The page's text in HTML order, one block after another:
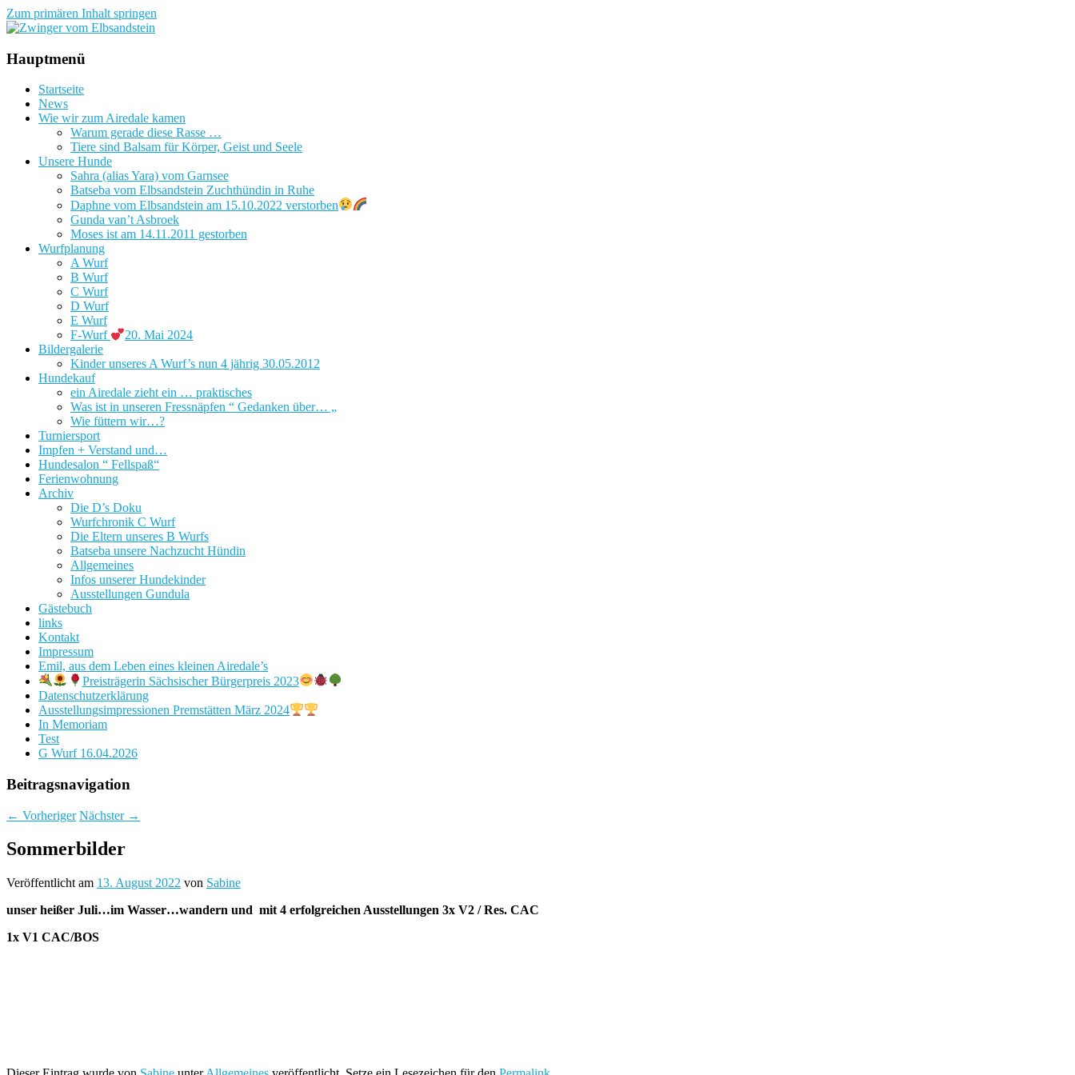
Zum primären Inhalt springen
Zwinger vom Elbsandstein
Hauptmenü
Startseite
News
Wie wir zum Airedale kamen
Warum gerade diese Rasse …
Tiere sind Balsam für Körper, Geist und Seele
Unsere Hunde
Sahra (alias Yara) vom Garnsee
Batseba vom Elbsandstein Zuchthündin in Ruhe
Daphne vom Elbsandstein am 15.10.2022 verstorben
Gunda van’t Asbroek
Moses ist am 14.11.2011 gestorben
Wurfplanung
A Wurf
B Wurf
C Wurf
D Wurf
E Wurf
F-Wurf
20. Mai 2024
Bildergalerie
Kinder unseres A Wurf’s nun 4 jährig 30.05.2012
Hundekauf
ein Airedale zieht ein … praktisches
Was ist in unseren Fressnäpfen “ Gedanken über… „
Wie füttern wir…?
Turniersport
Impfen + Verstand und…
Hundesalon “ Fellspaß“
Ferienwohnung
Archiv
Die D’s Doku
Wurfchronik C Wurf
Die Eltern unseres B Wurfs
Batseba unsere Nachzucht Hündin
Allgemeines
Infos unserer Hundekinder
Ausstellungen Gundula
Gästebuch
links
Kontakt
Impressum
Emil, aus dem Leben eines kleinen Airedale’s
Preisträgerin Sächsischer Bürgerpreis 2023
Datenschutzerklärung
Ausstellungsimpressionen Premstätten März 2024
In Memoriam
Test
G Wurf 16.04.2026
Beitragsnavigation
← Vorheriger Nächster →
Sommerbilder
Veröffentlicht am 13. August 2022 von Sabine
unser heißer Juli…im Wasser…wandern und mit 4 erfolgreichen Ausstellungen 3x V2 / Res. CAC
1x V1 CAC/BOS